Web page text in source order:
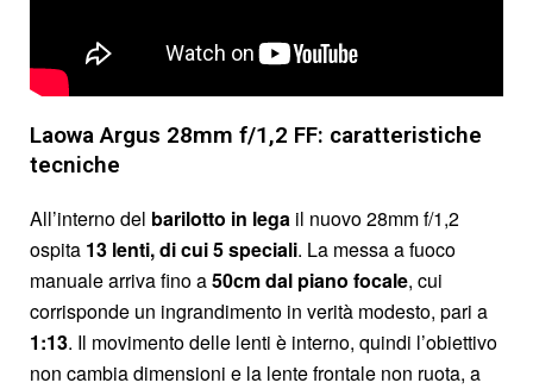
Laowa Argus 28mm f/1,2 FF: caratteristiche
tecniche
All’interno del barilotto in lega il nuovo 28mm f/1,2
ospita 13 lenti, di cui 5 speciali. La messa a fuoco
manuale arriva fino a50cm dal piano focale, cui
corrisponde un ingrandimento in verità modesto, pari a
1:13. Il movimento delle lenti è interno, quindi l’obiettivo
non cambia dimensioni e la lente frontale non ruota, a